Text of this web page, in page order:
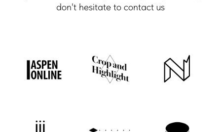
don't hesitate to contact us